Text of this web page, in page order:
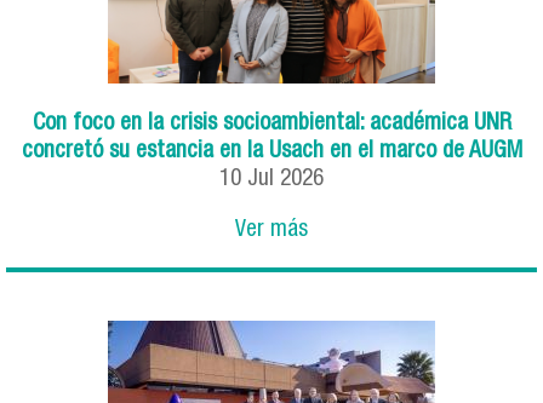
Con foco en la crisis socioambiental: académica UNR
concretó su estancia en la Usach en el marco de AUGM
10 Jul 2026
Ver más